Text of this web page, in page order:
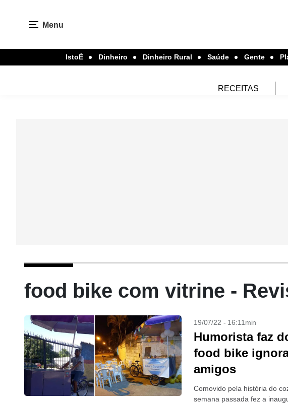
Menu
IstoÉ Dinheiro Dinheiro Rural Saúde Gente
RECEITAS
food bike com vitrine -
19/07/22 - 16:11min
Humorista faz
food bike
amigos
Comovido pela história do
semana passada fez a